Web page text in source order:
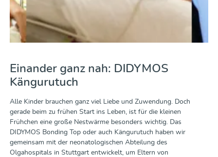
Einander ganz nah: DIDYMOS
Kängurutuch
Alle Kinder brauchen ganz viel Liebe und Zuwendung. Doch
gerade beim zu frühen Start ins Leben, ist für die kleinen
Frühchen eine große Nestwärme besonders wichtig. Das
DIDYMOS Bonding Top oder auch Kängurutuch haben wir
gemeinsam mit der neonatologischen Abteilung des
Olgahospitals in Stuttgart entwickelt, um Eltern von